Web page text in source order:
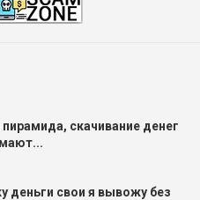
скачивание денег
деньги свои я вывожу без